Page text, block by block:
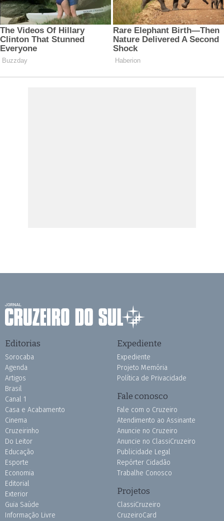
Editorias
Sorocaba
Agenda
Artigos
Brasil
Canal 1
Casa e Acabamento
Cinema
Cruzeirinho
Do Leitor
Educação
Esporte
Economia
Editorial
Exterior
Guia Saúde
Informação Livre
Expediente
Expediente
Projeto Memória
Política de Privacidade
Fale conosco
Fale com o Cruzeiro
Atendimento ao Assinante
Anuncie no Cruzeiro
Anuncie no ClassiCruzeiro
Publicidade Legal
Repórter Cidadão
Trabalhe Conosco
Projetos
ClassiCruzeiro
CruzeiroCard